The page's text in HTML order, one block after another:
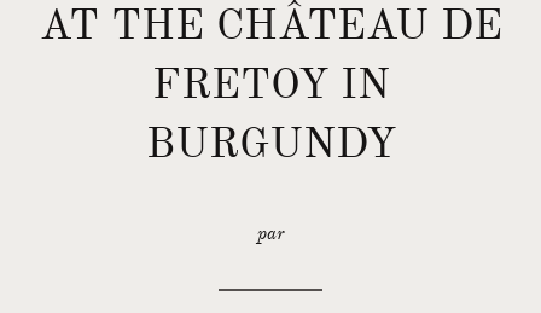
AT THE CHÂTEAU DE
FRETOY IN
BURGUNDY
par